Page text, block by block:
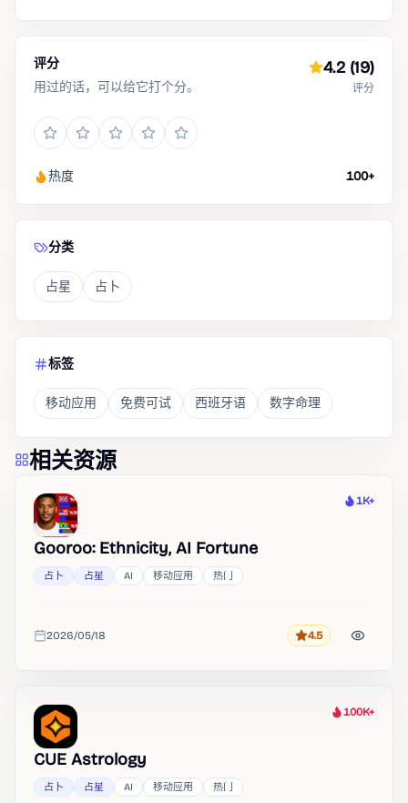
评分
用过的话，可以给它打个分。
4.2(19)
评分
热度 100+
分类
占星 占卜
标签
移动应用 免费可试 西班牙语 数字命理
相关资源
热度
1K+
Gooroo: Ethnicity, AI Fortune
占卜 占星 AI 移动应用 热门
收录时间
2026/05/18 评分4.5
热度
100K+
CUE Astrology
占卜 占星 AI 移动应用 热门